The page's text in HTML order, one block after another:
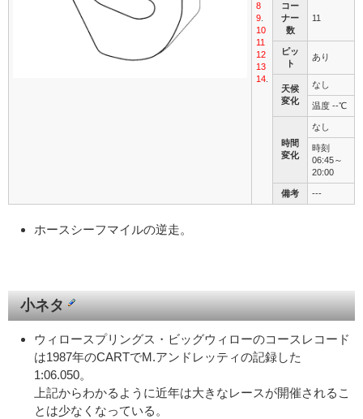
8
9
10
11
12
13
14
コー
ナー
数
11
ピッ
ト
あり
天候
変化
なし
温度 --℃
時間
変化
なし
時刻
06:45～
20:00
備考 ---
ホースシーフマイルの逆走。
小ネタ
ウィロースプリングス・ビッグウィローのコースレコード
は1987年のCARTでM.アンドレッティの記録した
1:06.050。
上記からわかるように近年は大きなレースが開催されるこ
とは少なくなっている。